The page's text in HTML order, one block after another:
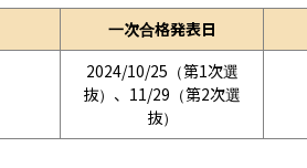
一次合格発表日
2024/10/25（第1次選
抜）、11/29（第2次選
抜）